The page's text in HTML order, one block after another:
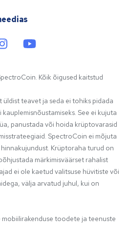
Kõik õigused kaitstud
teavet ja seda ei tohiks pidada
See ei kujuta
panustada või hoida krüptovarasid
SpectroCoin ei mõjuta
Krüptoraha turud on
märkimisväärset rahalist
ei ole kaetud valitsuse hüvitiste või
välja arvatud juhul, kui on
toodete ja teenuste